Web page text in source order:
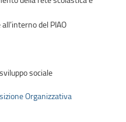
del PIAO
sociale
Organizzativa